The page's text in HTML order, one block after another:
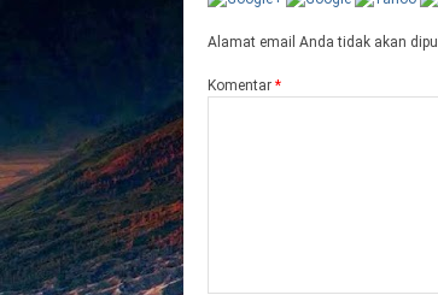
Alamat email Anda tidak akan
Komentar *